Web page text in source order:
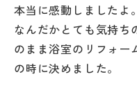
本当に感動しましたよ。
なんだかとても気持ち
のまま浴室のリフォー
の時に決めました。